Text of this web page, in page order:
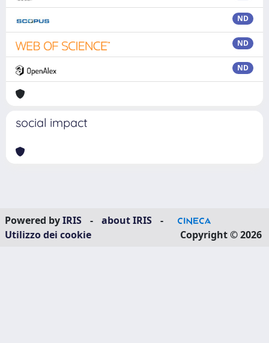
ND
ND
ND
social impact
Powered byIRIS - about IRIS
-
Utilizzo dei cookie
Copyright © 2026